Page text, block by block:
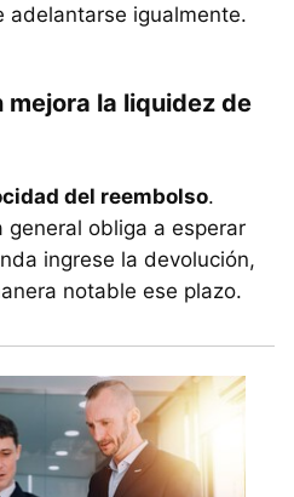
adelantarse igualmente.
mejora la liquidez de
del reembolso.
general obliga a esperar
ingrese la devolución,
notable ese plazo.